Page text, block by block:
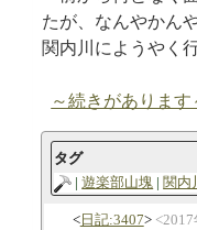
たが、なんやかん
関内川にようやく
～続きがあります
タグ
遊楽部山塊
関内
日記:3407 2017